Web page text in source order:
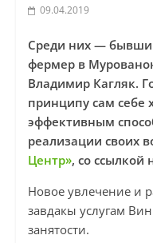
09.04.2019
Среди них —
фермер в
Владимир Кагляк.
принципу сам себе
эффективным
реализации своих
Центр», со ссылкой
Новое увлечение и
завдакы услугам
занятости.